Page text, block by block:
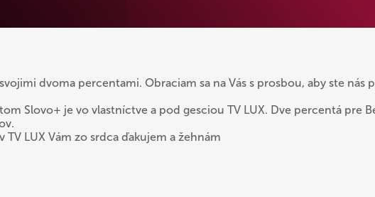
dvoma percentami. Obraciam sa na Vás s prosbou, aby ste
Slovo+ je vo vlastníctve a pod gesciou TV LUX. Dve percentá pre
LUX Vám zo srdca ďakujem a žehnám